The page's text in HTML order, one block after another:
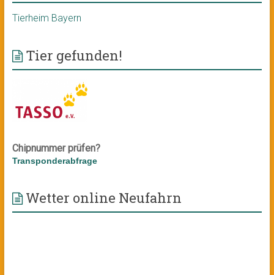
Tierheim Bayern
Tier gefunden!
Chipnummer prüfen?
Transponderabfrage
Wetter online Neufahrn